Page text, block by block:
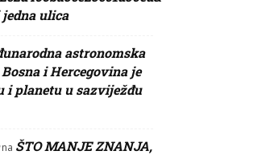
ulica
astronomska
i Hercegovina je
i planetu u sazviježđu
na ŠTO MANJE ZNANJA,